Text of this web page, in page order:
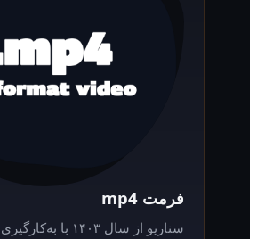
سناریو از سال ۱۴۰۳ با به‌کارگیری فناوری